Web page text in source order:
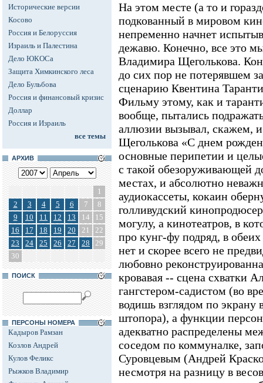
Исторические версии
Косово
Россия и Белоруссия
Израиль и Палестина
Дело ЮКОСа
Защита Химкинского леса
Дело Бульбова
Россия и финансовый кризис
Доллар
Россия и Израиль
все темы
АРХИВ
1
2
3 4 5 6 7
8
9
10 11 12 13 14
15
16
17 18 19 20 21
22
23
24 25 26 27 28
29
30
ПОИСК
ПЕРСОНЫ НОМЕРА
Кадыров Рамзан
Козлов Андрей
Кулов Феликс
Рыжков Владимир
На этом месте (а то и
подкованный в мировом
непременно начнет
дежавю. Конечно, все это
Владимира Щеголькова.
до сих пор не потерявшем
сценарию Квентина
Фильму этому, как и
вообще, пытались
аллюзии вызывал, скажем,
Щеголькова «С днем
основные перипетии и
с такой обезоруживающей
местах, и абсолютно
аудиокассеты, кокаин
голливудский
могулу, а кинотеатров, в
про кунг-фу подряд, в
нет и скорее всего не
любовно
кровавая -- сцена схватки
гангстером-садистом (во
водишь взглядом по экрану
штопора), а функции
адекватно распределены
соседом по коммуналке,
Суровцевым (Андрей
несмотря на разницу в